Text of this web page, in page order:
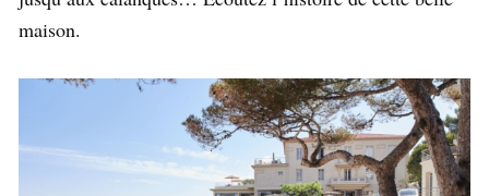
maison.